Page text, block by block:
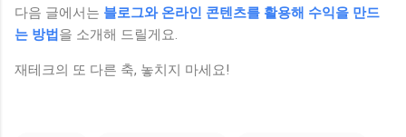
다음 글에서는 블로그와 온라인 콘텐츠를 활용해 수익을 만드
는 방법을 소개해 드릴게요.
재테크의 또 다른 축, 놓치지 마세요!